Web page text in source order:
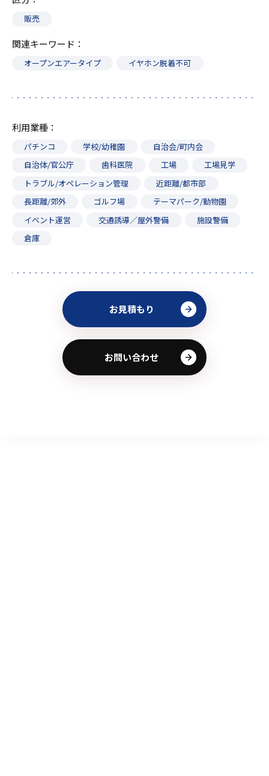
販売
関連キーワード
オープンエアータイプ イヤホン脱着不可
利用業種
パチンコ 学校/幼稚園
自治会/町内会
自治体/官公庁
歯科医院 工場
工場見学
トラブル/オペレーション管理
近距離/都市部
長距離/郊外
ゴルフ場
テーマパーク/動物園
イベント運営
交通誘導／屋外警備
施設警備
倉庫
お見積もり
お問い合わせ